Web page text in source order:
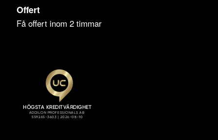
Offert
Få offert inom 2 timmar